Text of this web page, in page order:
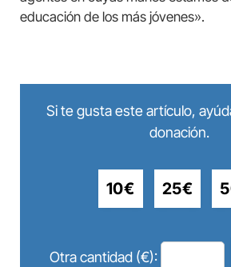
educación de los más jóvenes».
Si te gusta este artículo,
donación.
10€ 25€
Otra cantidad (€):